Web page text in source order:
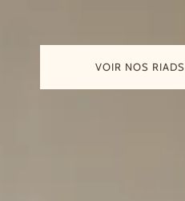
VOIR NOS RIADS